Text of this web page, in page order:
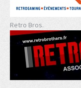
Retro Bros.